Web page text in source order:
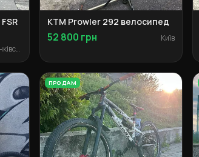
Івано-Франківськ
KTM Prowler 292 велосипед
52 800 грн Київ
ПРОДАМ